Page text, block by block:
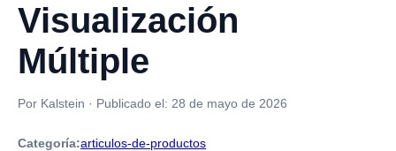
Visualización
Múltiple
Por Kalstein · Publicado el: 28 de mayo de 2026
Categoría:articulos-de-productos